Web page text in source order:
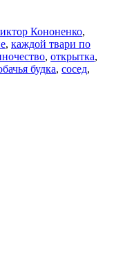
Кононенко,
, каждой твари по
, открытка,
будка, сосед,